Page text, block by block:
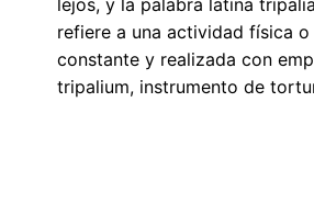
refiere a una actividad física o
constante y realizada con
tripalium, instrumento de